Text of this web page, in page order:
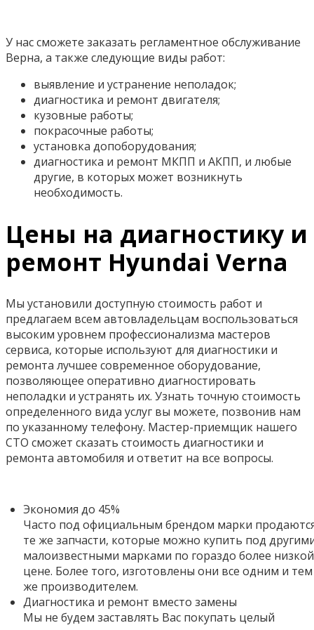
У нас сможете заказать регламентное обслуживание
Верна, а также следующие виды работ:
выявление и устранение неполадок;
диагностика и ремонт двигателя;
кузовные работы;
покрасочные работы;
установка допоборудования;
диагностика и ремонт МКПП и АКПП, и любые
другие, в которых может возникнуть
необходимость.
Цены на диагностику и
ремонт Hyundai Verna
Мы установили доступную стоимость работ и
предлагаем всем автовладельцам воспользоваться
высоким уровнем профессионализма мастеров
сервиса, которые используют для диагностики и
ремонта лучшее современное оборудование,
позволяющее оперативно диагностировать
неполадки и устранять их. Узнать точную стоимость
определенного вида услуг вы можете, позвонив нам
по указанному телефону. Мастер-приемщик нашего
СТО сможет сказать стоимость диагностики и
ремонта автомобиля и ответит на все вопросы.
Экономия до 45%
Часто под официальным брендом марки
те же запчасти, которые можно купить под
малоизвестными марками по гораздо более низкой
цене. Более того, изготовлены они все одним и тем
же производителем.
Диагностика и ремонт вместо замены
Мы не будем заставлять Вас покупать целый